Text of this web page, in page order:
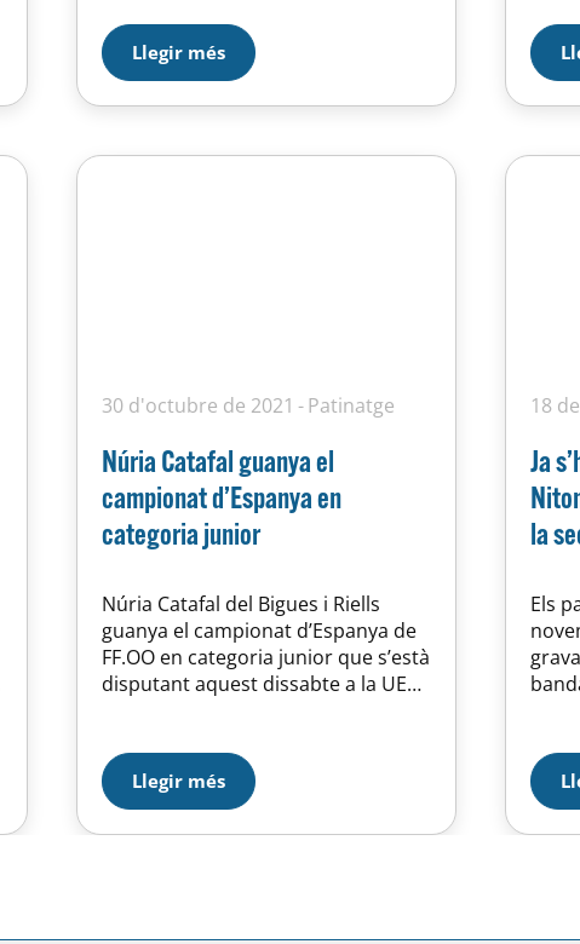
Llegir més
30 d'octubre de 2021 Patinatge
Núria Catafal guanya el
campionat d’Espanya en
categoria junior
Núria Catafal del Bigues i Riells
guanya el campionat d’Espanya de
FF.OO en categoria junior que s’està
disputant aquest dissabte a la UE
participat el Club Villena (C.
Valenciana), ha finalitzat 4rta a
poques dècimes del podi. En
categoria Juvenil ha guanyat Lucua
Llegir més
18
Ja
la
Els
fred.
pocs